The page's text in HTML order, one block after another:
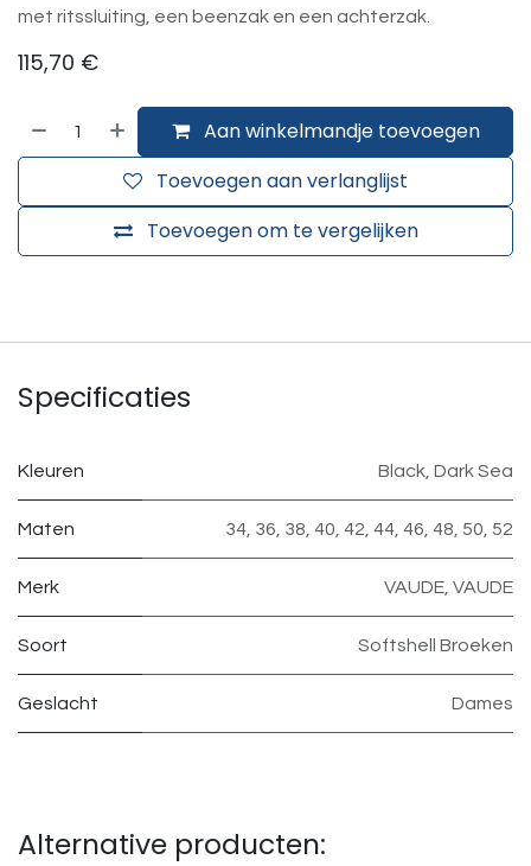
met ritssluiting, een beenzak en een achterzak.
115,70 €
Aan winkelmandje toevoegen
Toevoegen om te vergelijken
Toevoegen aan verlanglijst
Specificaties
Kleuren Black Dark Sea
Maten 34 36 38 40 42 44 46 48 50 52
Merk VAUDE VAUDE
Soort Softshell Broeken
Geslacht Dames
Alternative producten: